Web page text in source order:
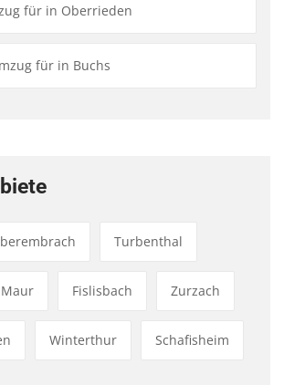
für in Oberrieden
für in Buchs
Turbenthal
Maur Fislisbach Zurzach
Winterthur Schafisheim